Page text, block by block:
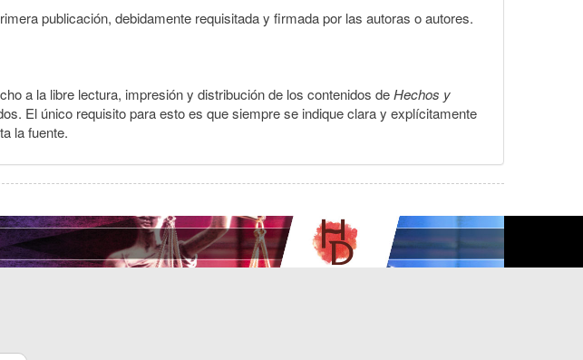
publicación, debidamente requisitada y firmada por las autoras o autores.
a la libre lectura, impresión y distribución de los contenidos deHechos y
El único requisito para esto es que siempre se indique clara y explícitamente
la fuente.